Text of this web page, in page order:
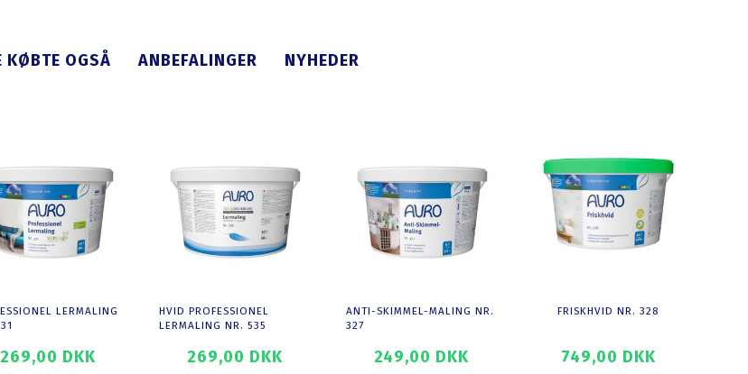
KØBTE OGSÅ ANBEFALINGER NYHEDER
LERMALING
269,00 DKK
HVID PROFESSIONEL
LERMALING NR. 535
269,00 DKK
ANTI-SKIMMEL-MALING NR.
327
249,00 DKK
FRISKHVID NR. 328
749,00 DKK